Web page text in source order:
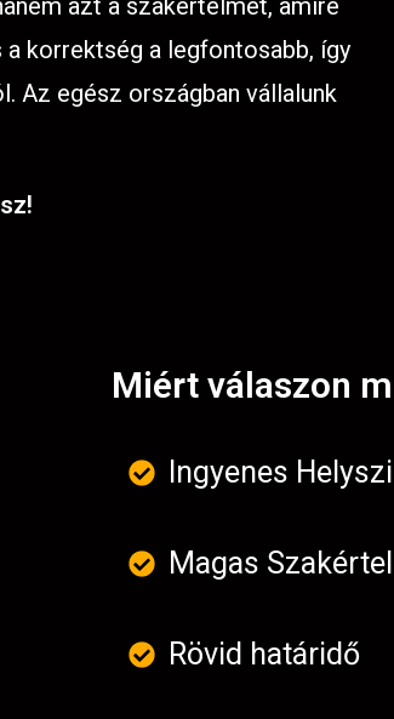
azt a szakértelmet, amire
korrektség a legfontosabb, így
Az egész országban vállalunk
Miért válaszon
Ingyenes
Magas
Rövid határidő